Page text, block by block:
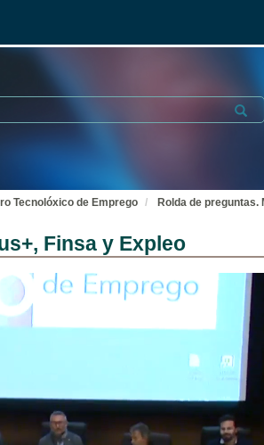
Submit
Tecnolóxico de Emprego Rolda de preguntas.
Finsa y Expleo